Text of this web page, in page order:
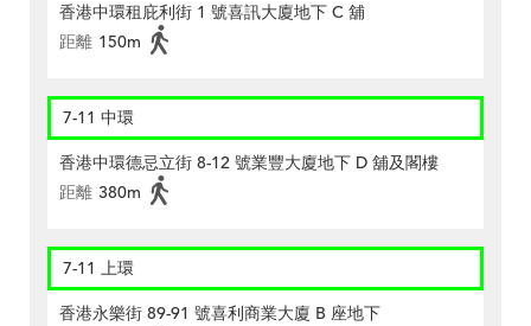
香港中環租庇利街 1 號喜訊大廈地下 C 舖
距離 150m
7-11 中環
香港中環德忌立街 8-12 號業豐大廈地下 D 舖及閣樓
距離 380m
7-11 上環
香港永樂街 89-91 號喜利商業大廈 B 座地下